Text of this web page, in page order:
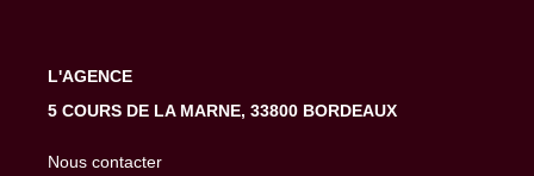
L'AGENCE
5 COURS DE LA MARNE, 33800 BORDEAUX
Nous contacter